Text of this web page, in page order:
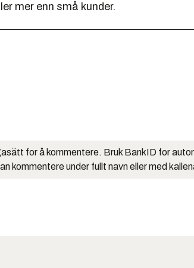
mer enn små kunder.
for å kommentere. Bruk BankID for
kommentere under fullt navn eller med